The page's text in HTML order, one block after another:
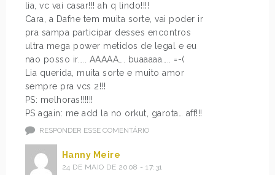
lia, vc vai casar!!! ah q lindo!!!!
Cara, a Dafne tem muita sorte, vai poder ir
pra sampa participar desses encontros
ultra mega power metidos de legal e eu
nao posso ir….. AAAAA…. buaaaaa….. =-(
Lia querida, muita sorte e muito amor
sempre pra vcs 2!!!
PS: melhoras!!!!!!
PS again: me add la no orkut, garota… aff!!!
RESPONDER ESSE COMENTÁRIO
Hanny Meire
24 DE MAIO DE 2008 - 17:31